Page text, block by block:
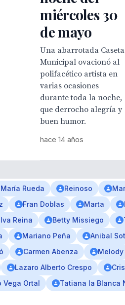
miércoles 30
de mayo
Una abarrotada Caseta
Municipal ovacionó al
polifacético artista en
varias ocasiones
durante toda la noche,
que derrocho alegría y
buen humor.
hace 14 años
Rueda Reinoso
Fran Doblas Marta
Reina Betty Missiego
Mariano Peña Anibal
Carmen Abenza Melody
Lazaro Alberto Crespo
Vega Ortal
Tatiana la Blanca